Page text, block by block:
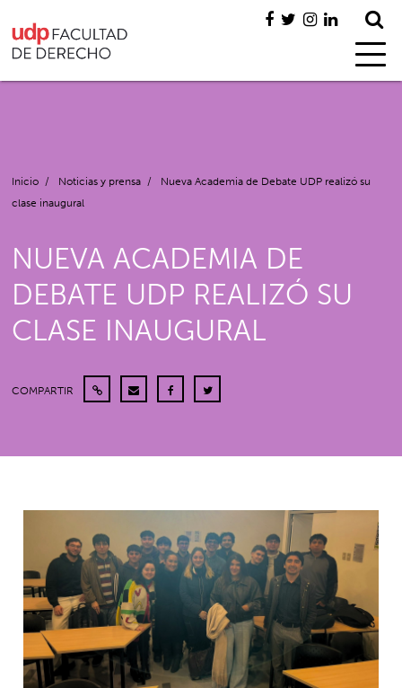
Inicio / Noticias y prensa /
Nueva Academia de Debate UDP realizó su
clase inaugural
NUEVA ACADEMIA DE
DEBATE UDP REALIZÓ SU
CLASE INAUGURAL
COMPARTIR